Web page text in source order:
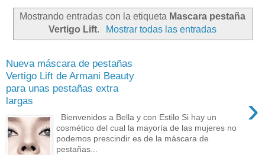
Mostrando entradas con la etiqueta Mascara pestaña
Vertigo Lift. Mostrar todas las entradas
Nueva máscara de pestañas
Vertigo Lift de Armani Beauty
para unas pestañas extra
largas
›
Bienvenidos a Bella y con Estilo Si hay un
cosmético del cual la mayoría de las mujeres no
podemos prescindir es de la máscara de
pestañas...